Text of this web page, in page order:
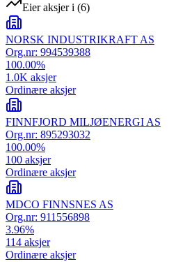
Eier aksjer i (6)
NORSK INDUSTRIKRAFT AS
Org.nr: 994539388
100.00%
1.0K aksjer
Ordinære aksjer
FINNFJORD MILJØENERGI AS
Org.nr: 895293032
100.00%
100 aksjer
Ordinære aksjer
MDCO FINNSNES AS
Org.nr: 911556898
3.96%
114 aksjer
Ordinære aksjer